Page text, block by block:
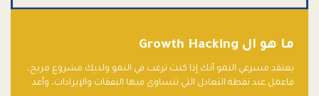
ما هو ال Growth Hacking
يعتقد مسرعي النمو أنك إذا كنت ترغب في النمو ولديك مشروع مربح،
فاعمل عند نقطة التعادل التي تتساوى فيها النفقات والإيرادات، وأعد